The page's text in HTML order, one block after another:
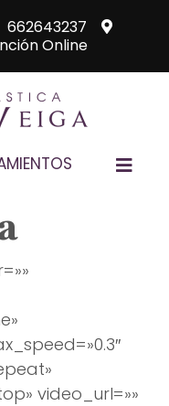
Online
video_url=»»